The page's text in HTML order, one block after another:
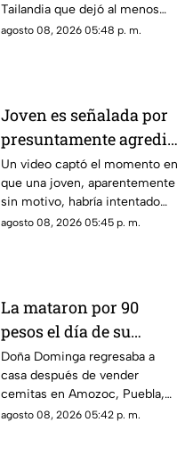
Tailandia que dejó al menos
siete personas muertas, entre
agosto 08, 2026 05:48 p. m.
Joven es señalada por
presuntamente agredir
a un pony en feria de
Pueblo Mágico
Un video captó el momento en
que una joven, aparentemente
sin motivo, habría intentado
agredir a un pequeño pony.
agosto 08, 2026 05:45 p. m.
La mataron por 90
pesos el día de su
cumpleaños; Este es el
caso de Doña Dominga
Doña Dominga regresaba a
casa después de vender
cemitas en Amozoc, Puebla,
cuando presuntamente un
agosto 08, 2026 05:42 p. m.